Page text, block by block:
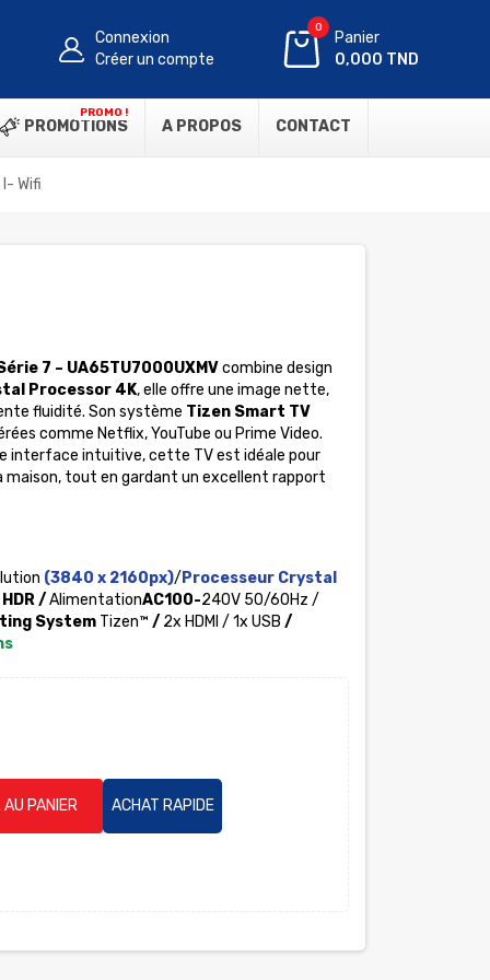
Connexion
Créer un compte
0
Panier
0,000 TND
PROMOTIONS
PROMO !
A PROPOS CONTACT
Wifi
7 – UA65TU7000UXMVcombine design
Processor 4K, elle offre une image nette,
fluidité. Son système Tizen Smart TV
comme Netflix, YouTube ou Prime Video.
interface intuitive, cette TV est idéale pour
tout en gardant un excellent rapport
(3840 x 2160px)/ Processeur Crystal
/AlimentationAC100-240V 50/60Hz /
System Tizen™ /2x HDMI / 1x USB /
PANIER ACHAT RAPIDE